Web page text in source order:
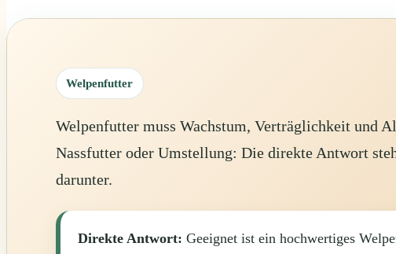
Welpenfutter
Welpenfutter muss Wachstum, Verträglichkeit und
Nassfutter oder Umstellung: Die direkte Antwort
darunter.
Direkte Antwort: Geeignet ist ein hochwertiges